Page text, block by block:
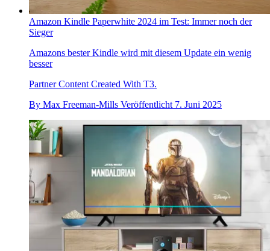
Amazon Kindle Paperwhite 2024 im Test: Immer noch der
Sieger
Amazons bester Kindle wird mit diesem Update ein wenig
besser
Partner Content Created With T3.
By Max Freeman-Mills Veröffentlicht 7. Juni 2025